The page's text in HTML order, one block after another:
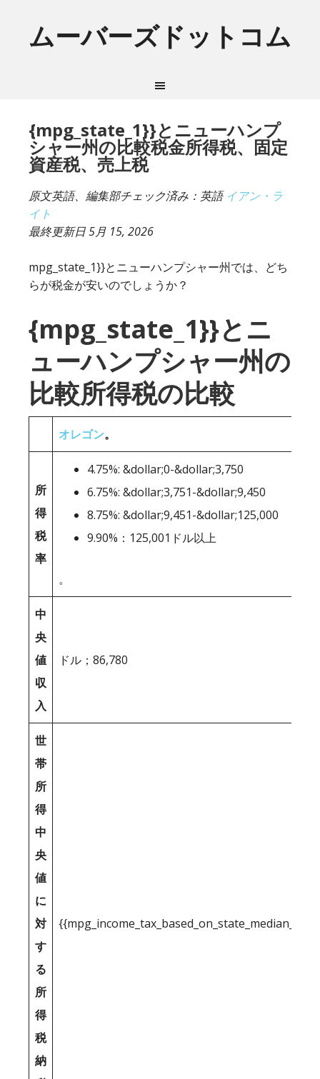
ムーバーズドットコム
{mpg_state_1}}とニューハンプ
シャー州の比較税金所得税、固定
資産税、売上税
原文英語、編集部チェック済み：英語イアン・ラ
イト
最終更新日5月 15, 2026
mpg_state_1}}とニューハンプシャー州では、どち
らが税金が安いのでしょうか？
{mpg_state_1}}とニ
ューハンプシャー州の
比較所得税の比較
オレゴン。
所
得
税
率
4.75%: &dollar;0-&dollar;3,750
6.75%: &dollar;3,751-&dollar;9,450
8.75%: &dollar;9,451-&dollar;125,000
9.90%：125,001ドル以上
。
中
央
値
収
入
ドル；86,780
世
帯
所
得
中
央
値
に
対
す
る
所
得
税
納